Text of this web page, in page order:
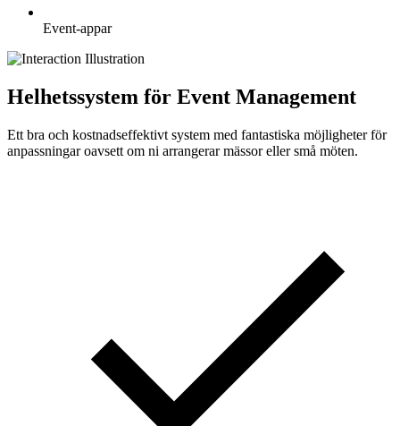
Event-appar
Helhetssystem för Event Management
Ett bra och kostnadseffektivt system med fantastiska möjligheter för
anpassningar oavsett om ni arrangerar mässor eller små möten.